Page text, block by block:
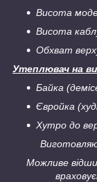
Висота
Висота
Обхват
Утеплювач на
Байка
Євройка
Хутро до
Можливе